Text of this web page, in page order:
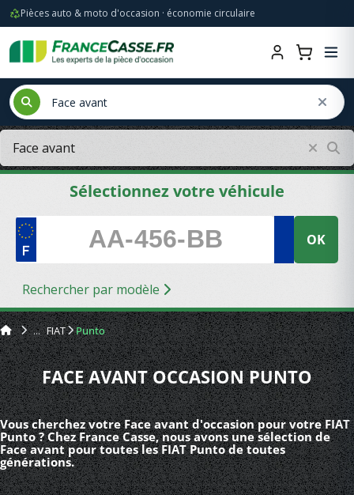
Pièces auto & moto d'occasion · économie circulaire
Sélectionnez votre véhicule
OK
Rechercher par modèle
FIAT Punto
FACE AVANT OCCASION PUNTO
Vous cherchez votre Face avant d'occasion pour votre FIAT
Punto ? Chez France Casse, nous avons une sélection de
Face avant pour toutes les FIAT Punto de toutes
générations.